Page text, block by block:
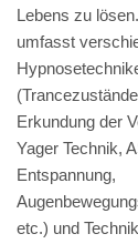
Lebens zu
umfasst
Erkundung der
Yager Technik,
Entspannung,
etc.) und